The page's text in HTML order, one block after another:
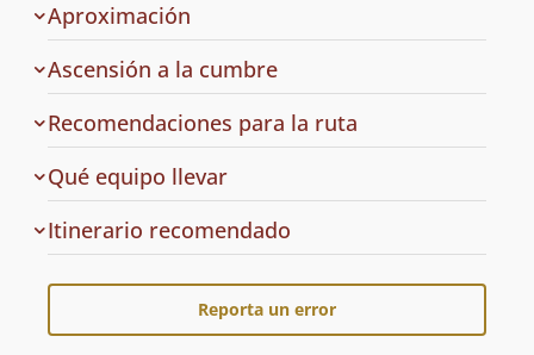
Aproximación
Ascensión a la cumbre
Recomendaciones para la ruta
Qué equipo llevar
Cuál
es
Itinerario recomendado
Reporta un error